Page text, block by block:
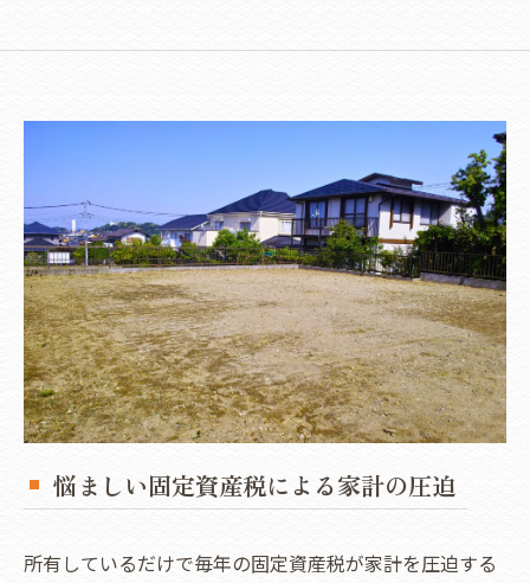
悩ましい固定資産税による家計の圧迫
所有しているだけで毎年の固定資産税が家計を圧迫する